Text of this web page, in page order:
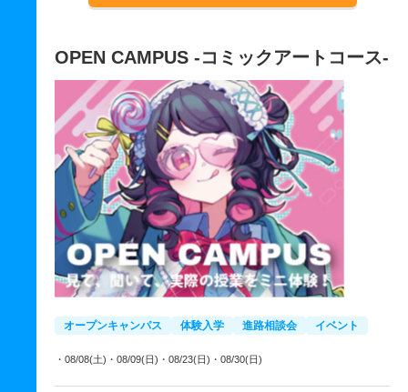
OPEN CAMPUS -コミックアートコース-
オープンキャンパス 体験入学 進路相談会 イベント
・08/08(土) ・08/09(日) ・08/23(日) ・08/30(日)